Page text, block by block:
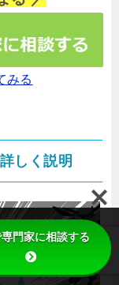
みる
しく説明
門家に相談する